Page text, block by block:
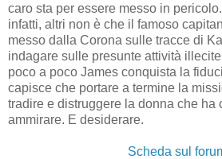
caro sta per essere messo in
infatti, altri non è che il famoso
messo dalla Corona sulle tracce di
indagare sulle presunte attività
poco a poco James conquista la
capisce che portare a termine la
tradire e distruggere la donna che ha
ammirare. E desiderare.
Scheda sul